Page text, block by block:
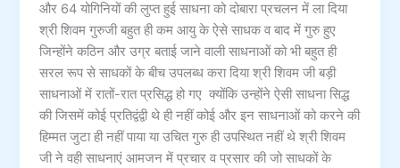
और 64 योगिनियों की लुप्त हुई साधना को दोबारा प्रचलन में ला दिया
श्री शिवम गुरुजी बहुत ही कम आयु के ऐसे साधक व बाद में गुरु हुए
जिन्होंने कठिन और उग्र बताई जाने वाली साधनाओं को भी बहुत ही
सरल रूप से साधकों के बीच उपलब्ध करा दिया श्री शिवम जी बड़ी
साधनाओं में रातों-रात प्रसिद्ध हो गए क्योंकि उन्होंने ऐसी साधना सिद्ध
की जिसमें कोई प्रतिद्वंद्वी थे ही नहीं कोई और इन साधनाओं को करने की
हिम्मत जुटा ही नहीं पाया या उचित गुरु ही उपस्थित नहीं थे श्री शिवम
जी ने वही साधनाएं आमजन में प्रचार व प्रसार की जो साधकों के